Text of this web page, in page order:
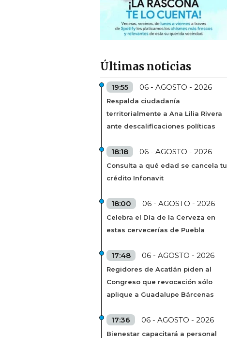
Últimas noticias
19:55 06 - AGOSTO - 2026
Respalda ciudadanía
territorialmente a Ana Lilia Rivera
ante descalificaciones políticas
18:18 06 - AGOSTO - 2026
Consulta a qué edad se cancela tu
crédito Infonavit
18:00 06 - AGOSTO - 2026
Celebra el Día de la Cerveza en
estas cervecerías de Puebla
17:48 06 - AGOSTO - 2026
Regidores de Acatlán piden al
Congreso que revocación sólo
aplique a Guadalupe Bárcenas
17:36 06 - AGOSTO - 2026
Bienestar capacitará a personal